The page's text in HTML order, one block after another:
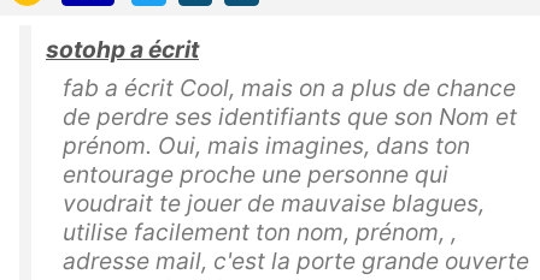
sotohp a écrit
fab a écrit Cool, mais on a plus de chance
de perdre ses identifiants que son Nom et
prénom. Oui, mais imagines, dans ton
entourage proche une personne qui
voudrait te jouer de mauvaise blagues,
utilise facilement ton nom, prénom, ,
adresse mail, c'est la porte grande ouverte